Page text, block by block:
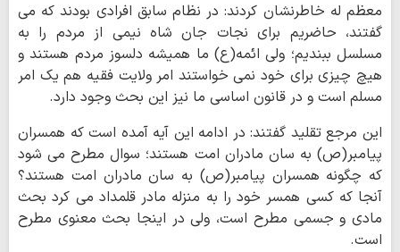
معظم له خاطرنشان کردند: در نظام سابق افرادی بودند که می
گفتند، حاضریم برای نجات جان شاه نیمی از مردم را به
مسلسل ببندیم؛ ولی ائمه(ع) ما همیشه دلسوز مردم هستند و
هیچ چیزی برای خود نمی خواستند امر ولایت فقیه هم یک امر
مسلم است و در قانون اساسی ما نیز این بحث وجود دارد.
این مرجع تقلید گفتند: در ادامه این آیه آمده است که همسران
پیامبر(ص) به سان مادران امت هستند؛ سوال مطرح می شود
که چگونه همسران پیامبر(ص) به سان مادران امت هستند؟
آنجا که کسی همسر خود را به منزله مادر قلمداد می کرد بحث
مادی و جسمی مطرح است، ولی در اینجا بحث معنوی مطرح
است.